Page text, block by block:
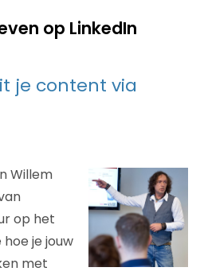
op LinkedIn
je content via
Willem
op het
hoe je jouw
met